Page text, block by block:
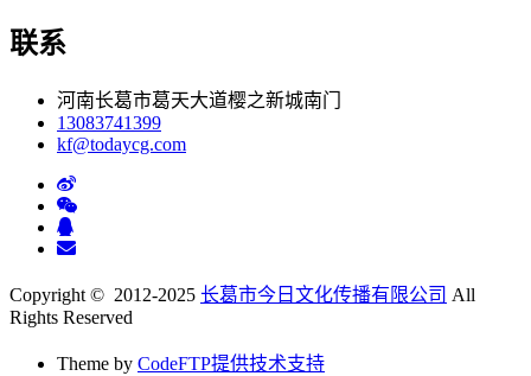
联系
河南长葛市葛天大道樱之新城南门
13083741399
kf@todaycg.com
Copyright © 2012-2025 长葛市今日文化传播有限公司 All
Rights Reserved
Theme by CodeFTP提供技术支持